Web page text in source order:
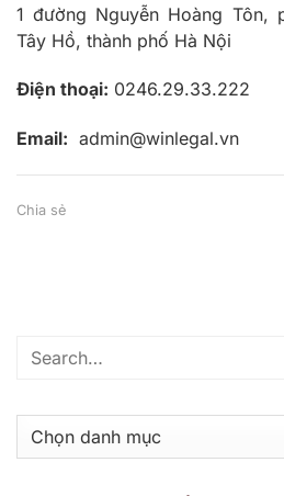
1 đường Nguyễn Hoàng Tôn,
Tây Hồ, thành phố Hà Nội
Điện thoại: 0246.29.33.222
Email: admin@winlegal.vn
Chia sẻ
mục